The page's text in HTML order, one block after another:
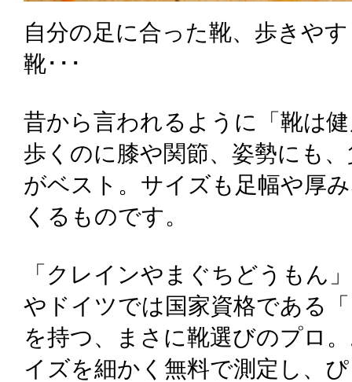
自分の足に合った靴、歩きや
靴･･･
昔から言われるように「靴は
歩くのに膝や関節、姿勢にも
がベスト。サイズも足幅や厚
くるものです。
「クレインやまぐちどうもん
やドイツでは国家資格である
を持つ、まさに靴選びのプロ
イズを細かく無料で測定し、